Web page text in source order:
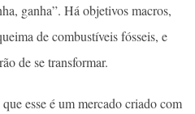
ganha”. Há objetivos macros,
de combustíveis fósseis, e
de se transformar.
esse é um mercado criado com